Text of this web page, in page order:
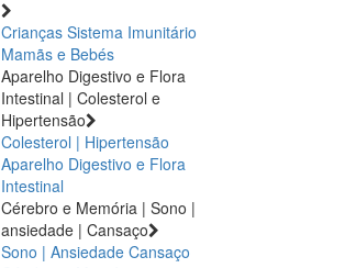
Crianças Sistema Imunitário
Mamãs e Bebés
Aparelho Digestivo e Flora
Intestinal | Colesterol e
Hipertensão
Colesterol | Hipertensão
Aparelho Digestivo e Flora
Intestinal
Cérebro e Memória | Sono |
ansiedade | Cansaço
Sono | Ansiedade Cansaço